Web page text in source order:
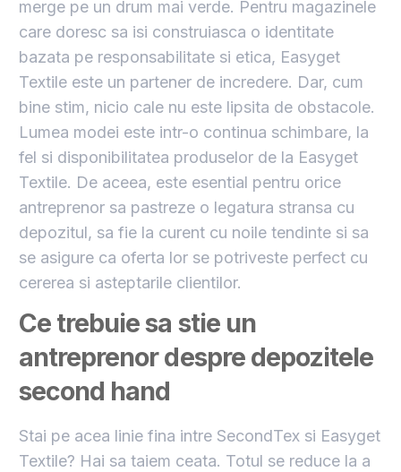
merge pe un drum mai verde. Pentru magazinele
care doresc sa isi construiasca o identitate
bazata pe responsabilitate si etica, Easyget
Textile este un partener de incredere. Dar, cum
bine stim, nicio cale nu este lipsita de obstacole.
Lumea modei este intr-o continua schimbare, la
fel si disponibilitatea produselor de la Easyget
Textile. De aceea, este esential pentru orice
antreprenor sa pastreze o legatura stransa cu
depozitul, sa fie la curent cu noile tendinte si sa
se asigure ca oferta lor se potriveste perfect cu
cererea si asteptarile clientilor.
Ce trebuie sa stie un
antreprenor despre depozitele
second hand
Stai pe acea linie fina intre SecondTex si Easyget
Textile? Hai sa taiem ceata. Totul se reduce la a